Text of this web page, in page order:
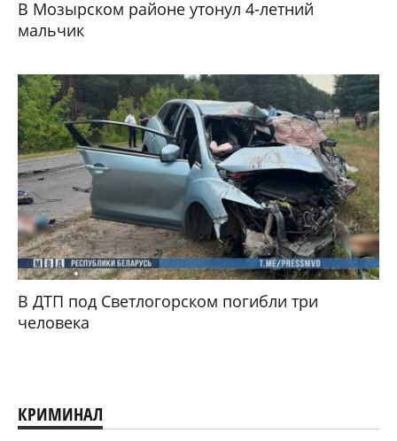
В Мозырском районе утонул 4-летний
мальчик
В ДТП под Светлогорском погибли три
человека
КРИМИНАЛ